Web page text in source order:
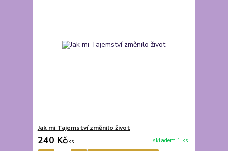
Jak mi Tajemství změnilo život
240 Kč/ks skladem 1 ks